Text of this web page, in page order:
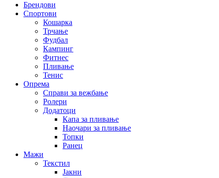
Брендови
Спортови
Кошарка
Трчање
Фудбал
Кампинг
Фитнес
Пливање
Тенис
Опрема
Справи за вежбање
Ролери
Додатоци
Капа за пливање
Наочари за пливање
Топки
Ранец
Мажи
Текстил
Јакни